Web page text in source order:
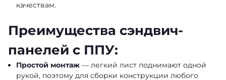
качествам.
Преимущества сэндвич-
панелей с ППУ:
Простой монтаж — легкий лист поднимают одной
рукой, поэтому для сборки конструкции любого